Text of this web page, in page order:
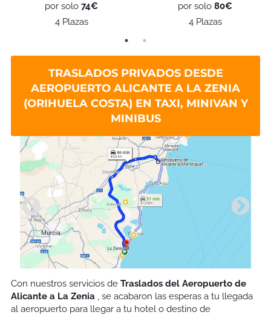
por solo74€
4 Plazas
por solo80€
4 Plazas
TRASLADOS PRIVADOS DESDE
AEROPUERTO ALICANTE A LA ZENIA
(ORIHUELA COSTA) EN TAXI, MINIVAN Y
MINIBUS
Con nuestros servicios de Traslados del Aeropuerto de
Alicante a La Zenia , se acabaron las esperas a tu llegada
al aeropuerto para llegar a tu hotel o destino de